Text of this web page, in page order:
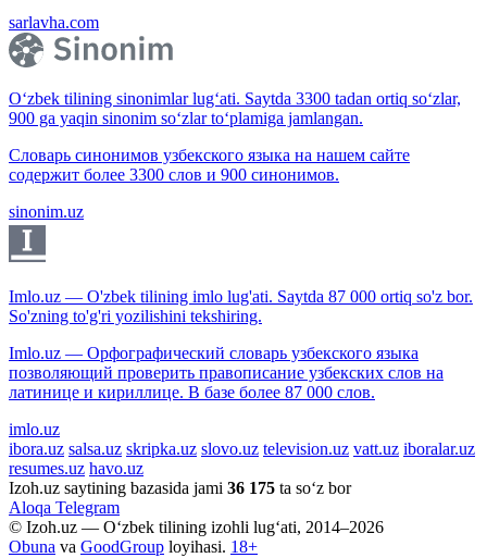
sarlavha.com
O‘zbek tilining sinonimlar lug‘ati. Saytda 3300 tadan ortiq so‘zlar,
900 ga yaqin sinonim so‘zlar to‘plamiga jamlangan.
Словарь синонимов узбекского языка на нашем сайте
содержит более 3300 слов и 900 синонимов.
sinonim.uz
Imlo.uz — O'zbek tilining imlo lug'ati. Saytda 87 000 ortiq so'z bor.
So'zning to'g'ri yozilishini tekshiring.
Imlo.uz — Орфографический словарь узбекского языка
позволяющий проверить правописание узбекских слов на
латинице и кириллице. В базе более 87 000 слов.
imlo.uz
ibora.uz salsa.uz skripka.uz slovo.uz television.uz vatt.uz iboralar.uz
resumes.uz havo.uz
Izoh.uz saytining bazasida jami 36 175 ta so‘z bor
Aloqa Telegram
© Izoh.uz — O‘zbek tilining izohli lug‘ati, 2014–2026
Obuna va GoodGroup loyihasi. 18+